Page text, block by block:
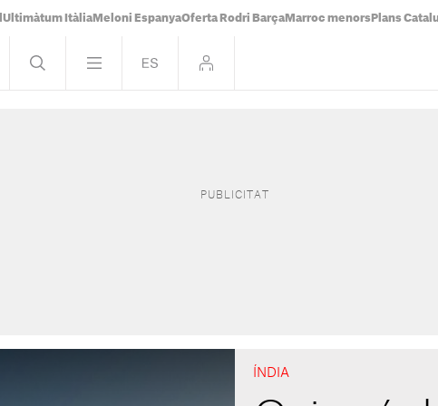
Ultimàtum Itàlia Meloni EspanyaOferta Rodri Barça Marroc menors Plans
ÍNDIA